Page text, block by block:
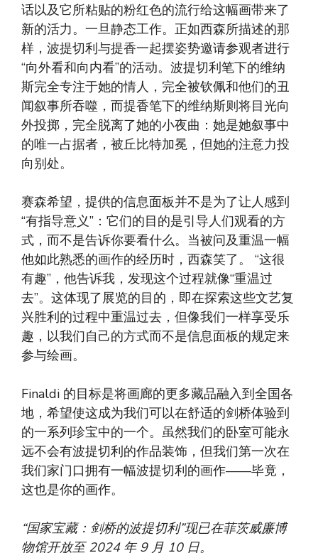
话以及它所粘贴的粉红色的流行给这幅画带来了
新的活力。一旦静态工作。正如西森所描述的那
样，波提切利与提香一起摆姿势邀请参观者进行
“向外看和向内看”的活动。波提切利笔下的维纳
斯完全专注于她的情人，完全被钦佩和他们的丑
闻叙事所吞噬，而提香笔下的维纳斯则将目光向
外投掷，完全脱离了她的小夜曲：她是她叙事中
的唯一占据者，被丘比特加冕，但她的注意力投
向别处。
赛森希望，提供的信息面板并不是为了让人感到
“有指导意义”：它们的目的是引导人们观看的方
式，而不是告诉你要看什么。当被问及重温一幅
他如此熟悉的画作的经历时，西森笑了。 “这很
有趣”，他告诉我，发现这个过程就像“重温过
去”。这体现了展览的目的，即在探索这些文艺复
兴胜利的过程中重温过去，但像我们一样享受乐
趣，以我们自己的方式而不是信息面板的规定来
参与绘画。
Finaldi 的目标是将画廊的更多藏品融入到全国各
地，希望使这成为我们可以在舒适的剑桥体验到
的一系列珍宝中的一个。虽然我们的卧室可能永
远不会有波提切利的作品装饰，但我们第一次在
我们家门口拥有一幅波提切利的画作——毕竟，
这也是你的画作。
“国家宝藏：剑桥的波提切利”现已在菲茨威廉博
物馆开放至 2024 年 9 月 10 日。